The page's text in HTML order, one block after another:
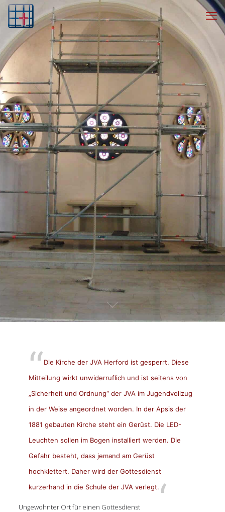
Die Kirche der JVA Herford ist gesperrt. Diese
Mitteilung wirkt unwiderruflich und ist seitens von
„Sicherheit und Ordnung“ der JVA im Jugendvollzug
in der Weise angeordnet worden. In der Apsis der
1881 gebauten Kirche steht ein Gerüst. Die LED-
Leuchten sollen im Bogen installiert werden. Die
Gefahr besteht, dass jemand am Gerüst
hochklettert. Daher wird der Gottesdienst
kurzerhand in die Schule der JVA verlegt.
Ungewohnter Ort für einen Gottesdienst